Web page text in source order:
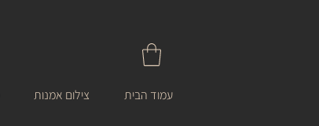
עמוד הבית צילום אמנות